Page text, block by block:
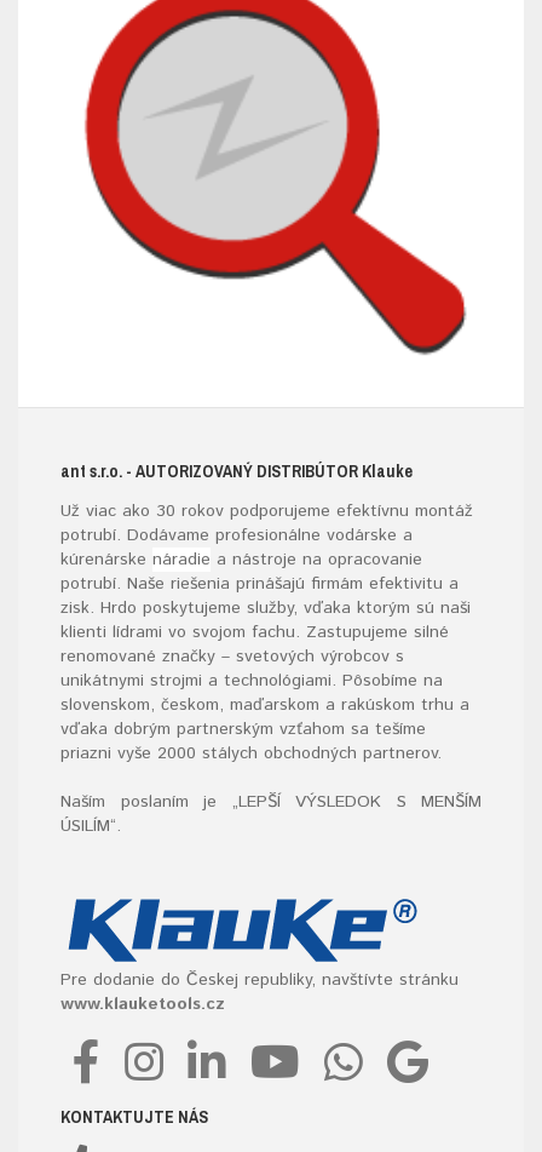
ant s.r.o. - AUTORIZOVANÝ DISTRIBÚTOR Klauke
Už viac ako 30 rokov podporujeme efektívnu montáž
potrubí. Dodávame profesionálne vodárske a
kúrenárske náradie a nástroje na opracovanie
potrubí. Naše riešenia prinášajú firmám efektivitu a
zisk. Hrdo poskytujeme služby, vďaka ktorým sú naši
klienti lídrami vo svojom fachu. Zastupujeme silné
renomované značky – svetových výrobcov s
unikátnymi strojmi a technológiami. Pôsobíme na
slovenskom, českom, maďarskom a rakúskom trhu a
vďaka dobrým partnerským vzťahom sa tešíme
priazni vyše 2000 stálych obchodných partnerov.
Naším poslaním je „LEPŠÍ VÝSLEDOK S MENŠÍM
ÚSILÍM“.
Pre dodanie do Českej republiky, navštívte stránku
www.klauketools.cz
KONTAKTUJTE NÁS